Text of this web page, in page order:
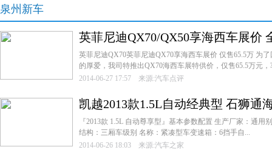
泉州新车
英菲尼迪QX70/QX50享海西车展价
英菲尼迪QX70英菲尼迪QX70享海西车展价 仅售65.5万 为
的厚爱，我司特推出QX70海西车展特供价，仅售65.5万元
2014-06-27 17:57 来源:汽车点评
凯越2013款1.5L自动经典型 石狮通
『2013款 1.5L 自动尊享型』基本参数配置 生产厂家：通用
结构：三厢车级别 名称：紧凑型车变速箱：6挡手自...
2014-06-26 18:03 来源:汽车之家